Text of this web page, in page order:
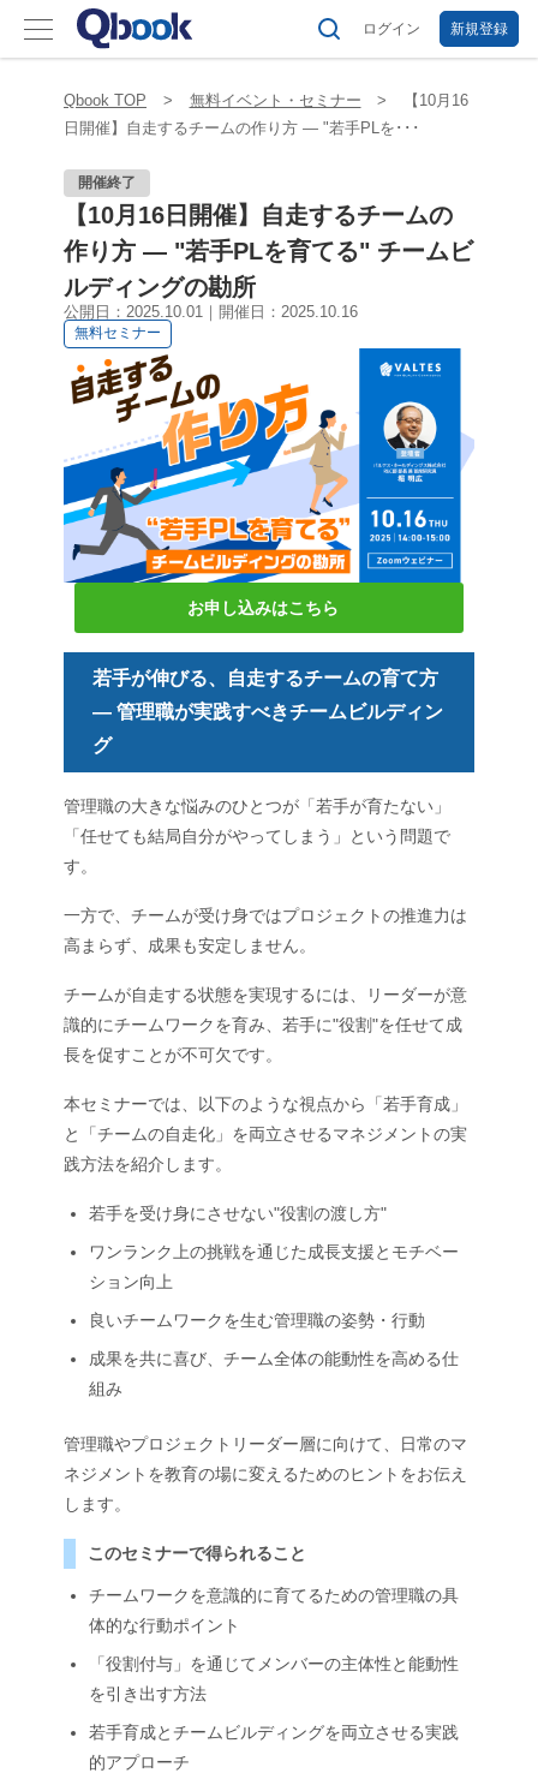
ログイン 新規登録
Qbook TOP 無料イベント・セミナー
【10月16
日開催】自走するチームの作り方 ― "若手PLを･･･
開催終了
【10月16日開催】自走するチームの
作り方 ― "若手PLを育てる" チームビ
ルディングの勘所
公開日：2025.10.01｜開催日：2025.10.16
無料セミナー
お申し込みはこちら
若手が伸びる、自走するチームの育て方
― 管理職が実践すべきチームビルディン
グ
管理職の大きな悩みのひとつが「若手が育たない」
「任せても結局自分がやってしまう」という問題で
す。
一方で、チームが受け身ではプロジェクトの推進力は
高まらず、成果も安定しません。
チームが自走する状態を実現するには、リーダーが意
識的にチームワークを育み、若手に"役割"を任せて成
長を促すことが不可欠です。
本セミナーでは、以下のような視点から「若手育成」
と「チームの自走化」を両立させるマネジメントの実
践方法を紹介します。
若手を受け身にさせない"役割の渡し方"
ワンランク上の挑戦を通じた成長支援とモチベー
ション向上
良いチームワークを生む管理職の姿勢・行動
成果を共に喜び、チーム全体の能動性を高める仕
組み
管理職やプロジェクトリーダー層に向けて、日常のマ
ネジメントを教育の場に変えるためのヒントをお伝え
します。
このセミナーで得られること
チームワークを意識的に育てるための管理職の具
体的な行動ポイント
「役割付与」を通じてメンバーの主体性と能動性
を引き出す方法
若手育成とチームビルディングを両立させる実践
的アプローチ